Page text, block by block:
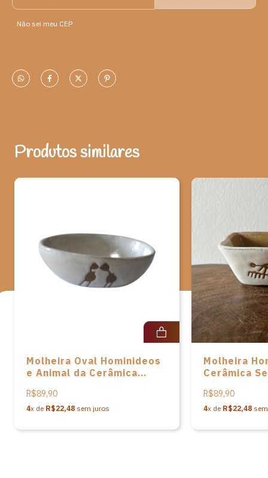
P - 10 cm
nos municípios piauienses de Canto do Buriti, Coronel José Dias,
São João do Piauí e São Raimundo Nonato. Esta área tem a maior
Ao adquirir esta peça, você ajuda a valorizar o artesanato e
a cultura brasileira.
*Observação: Produtos artesanais podem apresentar alterações
de dimensões e variações de cores, o que não caracteriza falhas
Não sei meu CEP
Produtos similares
Molheira Oval Hominideos
e Animal da Cerâmica
R$89,90
4x de R$22,48 sem juros
Molheira
Cerâmica
R$89,90
4x de R$22,48